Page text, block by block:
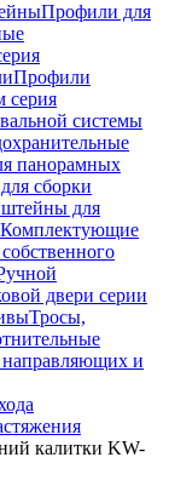
Профили для
Профили
серия
системы
панорамных
сборки
для
Комплектующие
двери серии
Тросы,
и
калитки KW-